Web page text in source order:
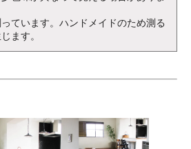
ています。ハンドメイドのため測る
ます。